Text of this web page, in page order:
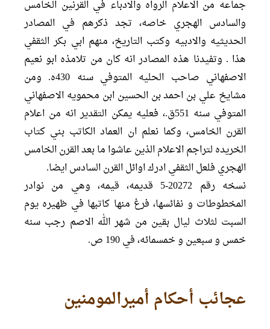
جماعه من الاعلام الرواه والادباء في القرنين الخامس
والسادس الهجري خاصه، تجد ذكرهم في المصادر
الحديثيه والادبيه وكتب التاريخ، منهم ابي بكر الثقفي
هذا . وتفيدنا هذه المصادر انه كان من تلامذه ابو نعيم
الاصفهاني صاحب الحليه المتوفي سنه 430ه. ومن
مشايخ علي بن احمد بن الحسين ابن محمويه الاصفهاني
المتوفي سنه 551ق.، فعليه يمكن التقدير انه من اعلام
القرن الخامس، وكما نعلم ان العماد الكاتب بني كتاب
الخريده لتراجم الاعلام الذين عاشوا ما بعد القرن الخامس
الهجري فلعل الثقفي ادرك اوائل القرن السادس ايضا.
نسخه رقم 20272-5 قديمه، قيمه، وهي من نوادر
المخطوطات و نفائسها، فرغ منها كاتبها في ظهيره يوم
السبت لثلاث ليال بقين من شهر الله الاصم رجب سنه
خمس و سبعين و خمسمائه، في 190 ص.
عجائب أحکام أمیرالمومنین